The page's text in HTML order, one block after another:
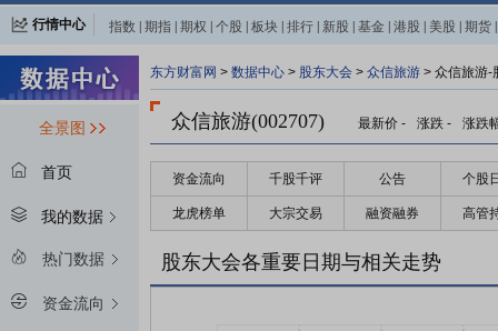
行情中心 指数 期指 期权 个股 板块 排行 新股 基金 港股 美股 期货
全景图
首页
我的数据
热门数据
资金流向
东方财富网 > 数据中心 > 股东大会 > 众信旅游 > 众信旅游-
众信旅游(002707) 最新价 - 涨跌 - 涨跌
资金流向 千股千评 公告 个股
龙虎榜单 大宗交易 融资融券 高管
股东大会各重要日期与相关走势